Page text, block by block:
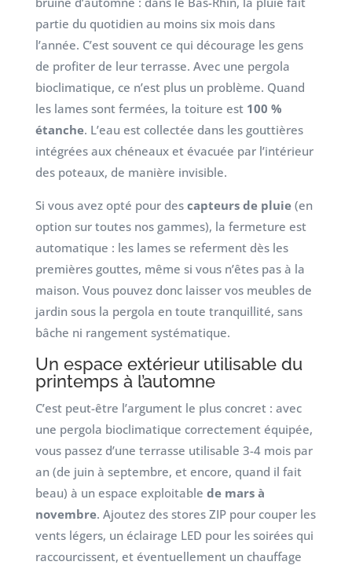
partie du quotidien au moins six mois dans
l’année. C’est souvent ce qui décourage les gens
de profiter de leur terrasse. Avec une pergola
bioclimatique, ce n’est plus un problème. Quand
les lames sont fermées, la toiture est 100 %
étanche. L’eau est collectée dans les gouttières
intégrées aux chéneaux et évacuée par l’intérieur
des poteaux, de manière invisible.
Si vous avez opté pour des capteurs de pluie(en
option sur toutes nos gammes), la fermeture est
automatique : les lames se referment dès les
premières gouttes, même si vous n’êtes pas à la
maison. Vous pouvez donc laisser vos meubles de
jardin sous la pergola en toute tranquillité, sans
bâche ni rangement systématique.
Un espace extérieur utilisable du
printemps à l’automne
C’est peut-être l’argument le plus concret : avec
une pergola bioclimatique correctement équipée,
vous passez d’une terrasse utilisable 3-4 mois par
an (de juin à septembre, et encore, quand il fait
beau) à un espace exploitable de mars à
novembre. Ajoutez des stores ZIP pour couper les
vents légers, un éclairage LED pour les soirées qui
raccourcissent, et éventuellement un chauffage